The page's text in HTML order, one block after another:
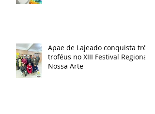
Apae de Lajeado conquista três
troféus no XIII Festival Regional
Nossa Arte